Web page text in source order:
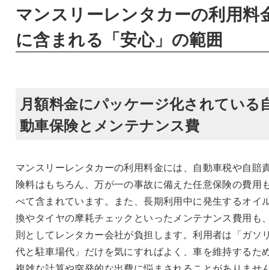
マンスリーレンタカーの利用料
に含まれる「安心」の範囲
月額料金にパッケージ化されている
動車保険とメンテナンス費
マンスリーレンタカーの利用料金には、自動車税や自賠
険料はもちろん、万が一の事故に備えた任意保険の費用
べて含まれています。また、長期利用中に発生するオイ
換やタイヤの摩耗チェックといったメンテナンス費用も
則としてレンタカー会社が負担します。利用者は「ガソ
代と駐車場代」だけを気にすればよく、車を維持するた